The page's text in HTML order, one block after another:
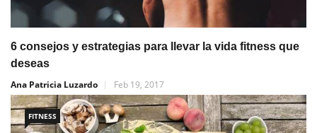
6 consejos y estrategias para llevar la vida fitness que
deseas
Ana Patricia Luzardo
Feb 19, 2017
FITNESS